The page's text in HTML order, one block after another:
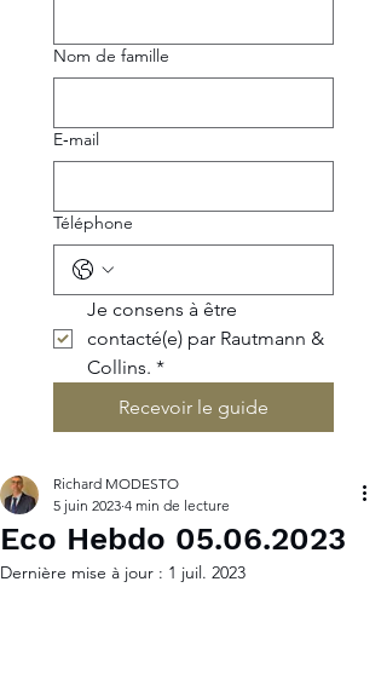
Nom de famille
E‑mail
Téléphone
Je consens à être
contacté(e) par Rautmann &
Collins. *
Recevoir le guide
Eco Hebdo 05.06.2023
Richard MODESTO
5 juin 2023 4 min de lecture
Dernière mise à jour : 1 juil. 2023